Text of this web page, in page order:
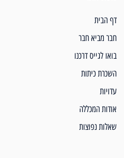
דף הבית
חבר מביא חבר
בואו לגייס דרכנו
השכרת כיתות
עדויות
אודות המכללה
שאלות נפוצות